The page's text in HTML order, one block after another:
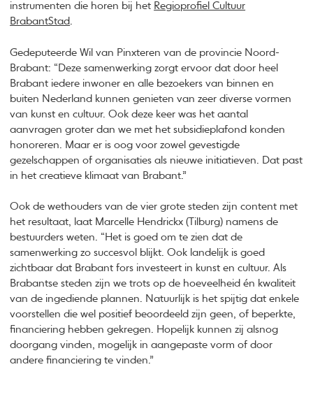
instrumenten die horen bij het Regioprofiel Cultuur
BrabantStad.
Gedeputeerde Wil van Pinxteren van de provincie Noord-
Brabant: “Deze samenwerking zorgt ervoor dat door heel
Brabant iedere inwoner en alle bezoekers van binnen en
buiten Nederland kunnen genieten van zeer diverse vormen
van kunst en cultuur. Ook deze keer was het aantal
aanvragen groter dan we met het subsidieplafond konden
honoreren. Maar er is oog voor zowel gevestigde
gezelschappen of organisaties als nieuwe initiatieven. Dat past
in het creatieve klimaat van Brabant.”
Ook de wethouders van de vier grote steden zijn content met
het resultaat, laat Marcelle Hendrickx (Tilburg) namens de
bestuurders weten. “Het is goed om te zien dat de
samenwerking zo succesvol blijkt. Ook landelijk is goed
zichtbaar dat Brabant fors investeert in kunst en cultuur. Als
Brabantse steden zijn we trots op de hoeveelheid én kwaliteit
van de ingediende plannen. Natuurlijk is het spijtig dat enkele
voorstellen die wel positief beoordeeld zijn geen, of beperkte,
financiering hebben gekregen. Hopelijk kunnen zij alsnog
doorgang vinden, mogelijk in aangepaste vorm of door
andere financiering te vinden.”